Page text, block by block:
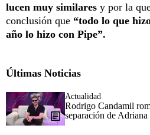
lucen muy similares y por la
conclusión que “todo lo que
año lo hizo con Pipe”.
Últimas Noticias
Actualidad
Rodrigo Candamil
separación de